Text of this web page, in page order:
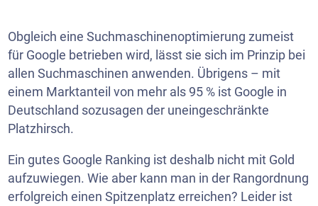
Obgleich eine Suchmaschinenoptimierung zumeist
für Google betrieben wird, lässt sie sich im Prinzip bei
allen Suchmaschinen anwenden. Übrigens – mit
einem Marktanteil von mehr als 95 % ist Google in
Deutschland sozusagen der uneingeschränkte
Platzhirsch.
Ein gutes Google Ranking ist deshalb nicht mit Gold
aufzuwiegen. Wie aber kann man in der Rangordnung
erfolgreich einen Spitzenplatz erreichen? Leider ist